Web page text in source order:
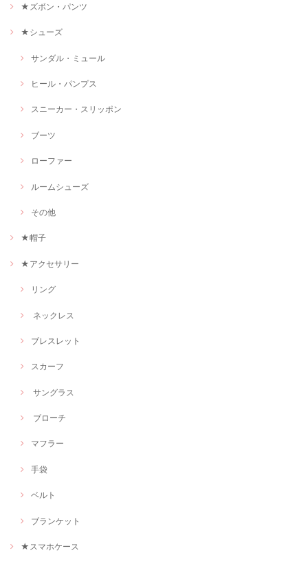
★ズボン・パンツ
★シューズ
サンダル・ミュール
ヒール・パンプス
スニーカー・スリッポン
ブーツ
ローファー
ルームシューズ
その他
★帽子
★アクセサリー
リング
ネックレス
ブレスレット
スカーフ
サングラス
ブローチ
マフラー
手袋
ベルト
ブランケット
★スマホケース